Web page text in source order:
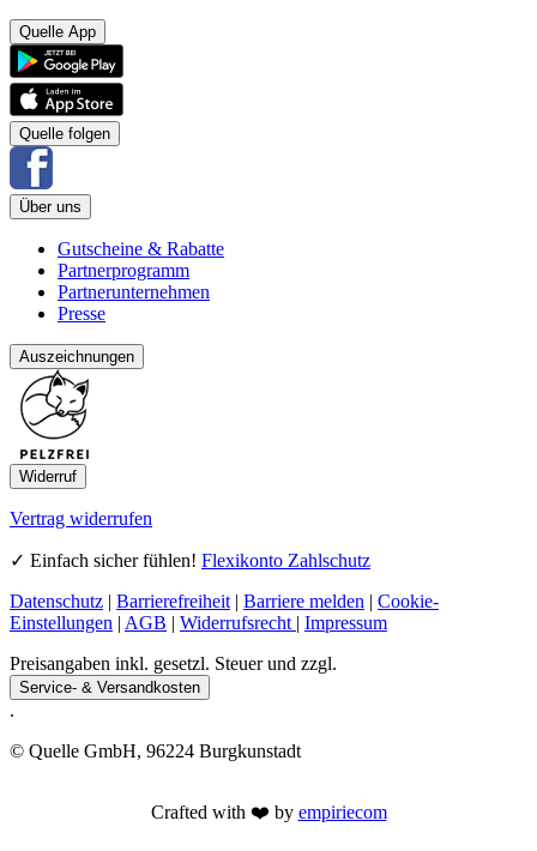
Quelle App
Quelle folgen
Über uns
Gutscheine & Rabatte
Partnerprogramm
Partnerunternehmen
Presse
Auszeichnungen
Widerruf
Vertrag widerrufen
✓ Einfach sicher fühlen! Flexikonto Zahlschutz
Datenschutz | Barrierefreiheit | Barriere melden | Cookie-
Einstellungen | AGB | Widerrufsrecht | Impressum
Preisangaben inkl. gesetzl. Steuer und zzgl.
Service- & Versandkosten
.
© Quelle GmbH, 96224 Burgkunstadt
Crafted with ❤️ by empiriecom